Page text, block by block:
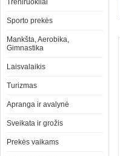
Treniruokliai
Sporto prekės
Mankšta, Aerobika,
Gimnastika
Laisvalaikis
Turizmas
Apranga ir avalynė
Sveikata ir grožis
Prekės vaikams